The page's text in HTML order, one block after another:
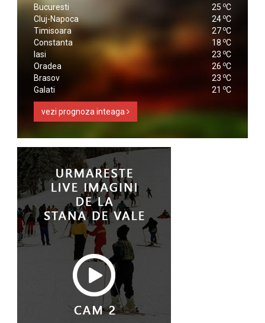
Bucuresti 25 oC
Cluj-Napoca
24 oC
Timisoara
27 oC
Constanta
18 oC
Iasi
23 oC
Oradea
26 oC
Brasov
23 oC
Galati
21 oC
vezi prognoza inteaga